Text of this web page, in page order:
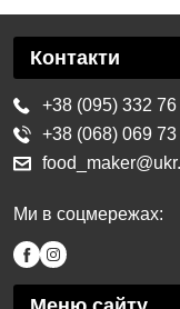
Контакти
+38 (095) 332 76
+38 (068) 069 73
Ми в соцмережах: